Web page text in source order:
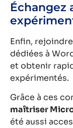
Échangez
Enfin,
dédiées à
et obtenir
expérimentés.
Grâce à ces
maîtriser
été aussi